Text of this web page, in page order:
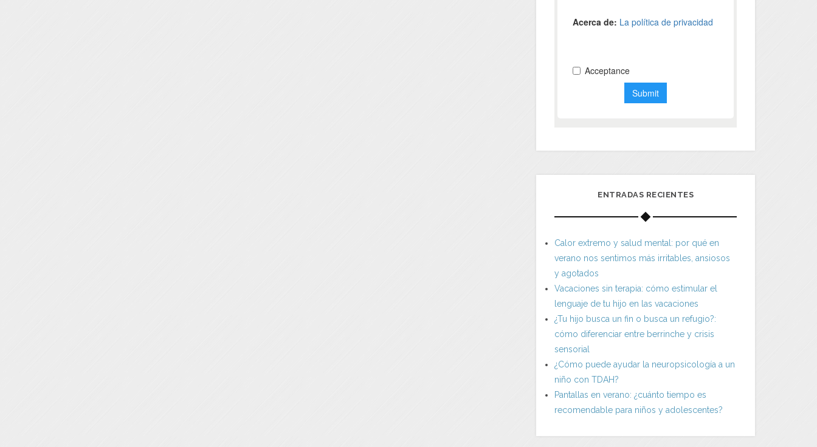
ENTRADAS RECIENTES
Calor extremo y salud mental: por qué en
verano nos sentimos más irritables, ansiosos
y agotados
Vacaciones sin terapia: cómo estimular el
lenguaje de tu hijo en las vacaciones
¿Tu hijo busca un fin o busca un refugio?:
cómo diferenciar entre berrinche y crisis
sensorial
¿Cómo puede ayudar la neuropsicología a un
niño con TDAH?
Pantallas en verano: ¿cuánto tiempo es
recomendable para niños y adolescentes?